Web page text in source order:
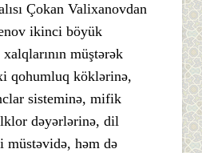
Çokan Valixanovdan
ikinci böyük
müştərək
qohumluq köklərinə,
sisteminə, mifik
dəyərlərinə, dil
müstəvidə, həm də